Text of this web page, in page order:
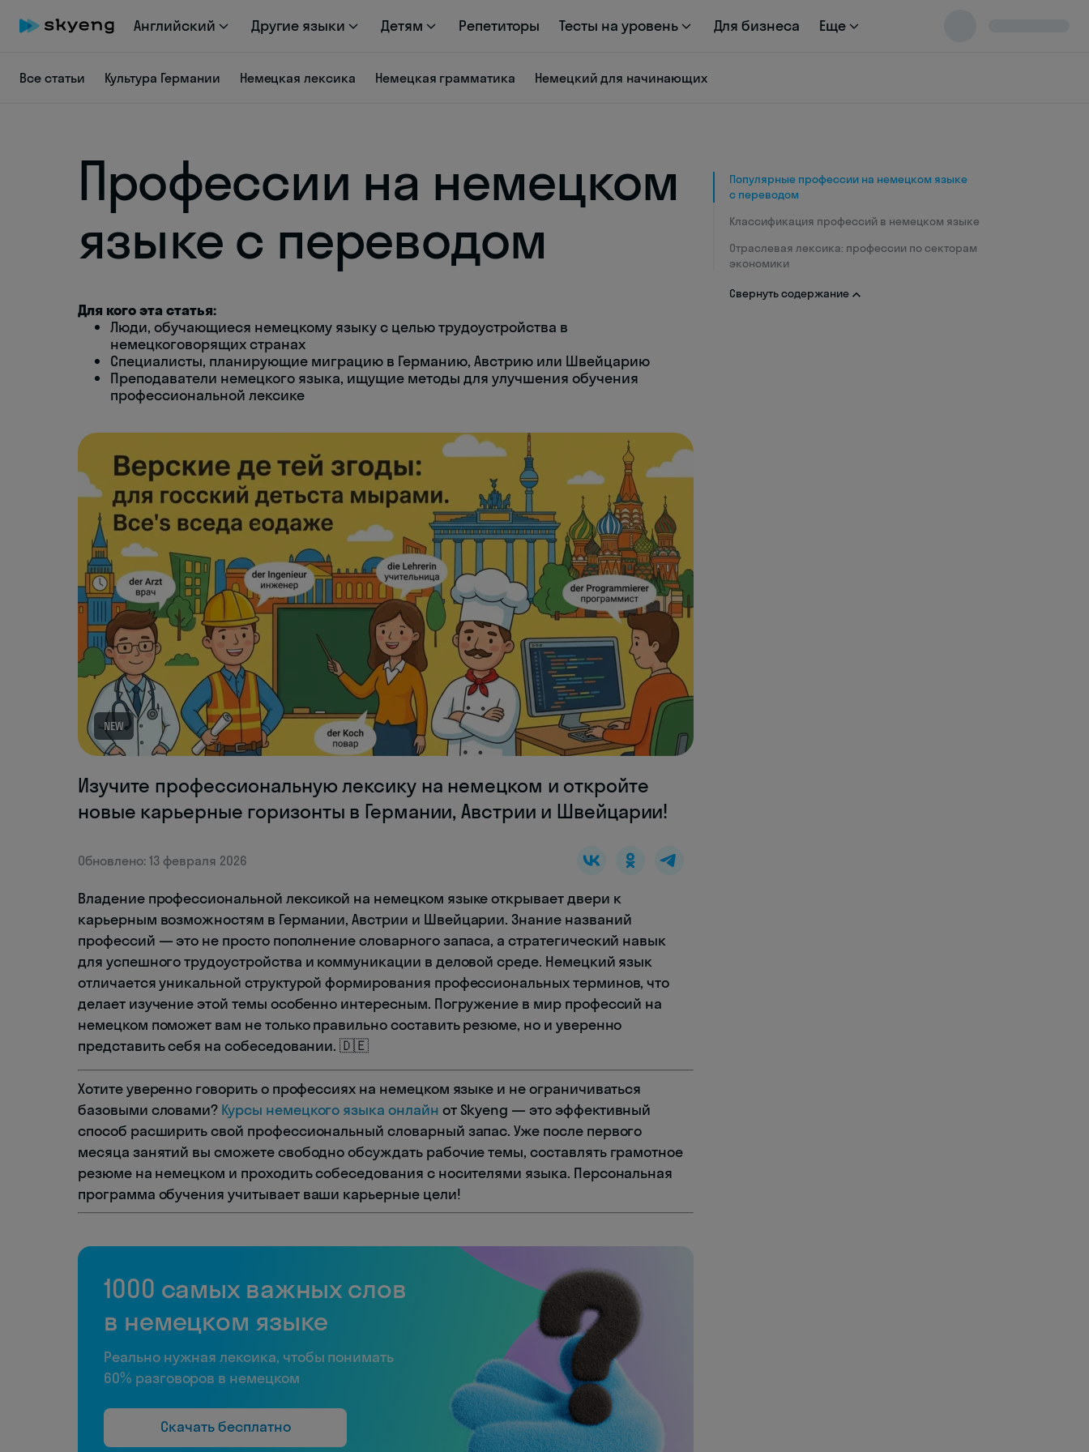
Английский Другие языки Детям Репетиторы Тесты на уровень Для бизнеса Еще
Все статьи Культура Германии Немецкая лексика Немецкая грамматика Немецкий для начинающих
Профессии на немецком
языке с переводом
Для кого эта статья:
Люди, обучающиеся немецкому языку с целью трудоустройства в
немецкоговорящих странах
Специалисты, планирующие миграцию в Германию, Австрию или Швейцарию
Преподаватели немецкого языка, ищущие методы для улучшения обучения
профессиональной лексике
NEW
Изучите профессиональную лексику на немецком и откройте
новые карьерные горизонты в Германии, Австрии и Швейцарии!
Обновлено: 13 февраля 2026
Владение профессиональной лексикой на немецком языке открывает двери к
карьерным возможностям в Германии, Австрии и Швейцарии. Знание названий
профессий — это не просто пополнение словарного запаса, а стратегический навык
для успешного трудоустройства и коммуникации в деловой среде. Немецкий язык
отличается уникальной структурой формирования профессиональных терминов, что
делает изучение этой темы особенно интересным. Погружение в мир профессий на
немецком поможет вам не только правильно составить резюме, но и уверенно
представить себя на собеседовании. 🇩🇪
Хотите уверенно говорить о профессиях на немецком языке и не ограничиваться
базовыми словами? Курсы немецкого языка онлайн от Skyeng — это эффективный
способ расширить свой профессиональный словарный запас. Уже после первого
месяца занятий вы сможете свободно обсуждать рабочие темы, составлять грамотное
резюме на немецком и проходить собеседования с носителями языка. Персональная
программа обучения учитывает ваши карьерные цели!
1000 самых важных слов
в немецком языке
Реально нужная лексика, чтобы понимать
60% разговоров в немецком
Скачать бесплатно
Популярные профессии на немецком языке
с переводом
Классификация профессий в немецком языке
Отраслевая лексика: профессии по секторам
экономики
Свернуть содержание